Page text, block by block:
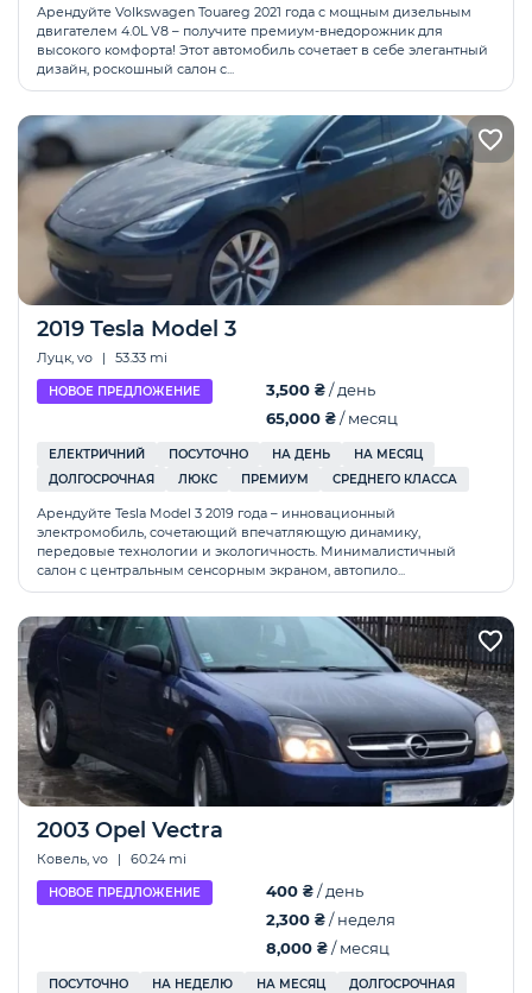
Арендуйте Volkswagen Touareg 2021 года с мощным дизельным
двигателем 4.0L V8 – получите премиум-внедорожник для
высокого комфорта! Этот автомобиль сочетает в себе элегантный
дизайн, роскошный салон с...
2019 Tesla Model 3
Луцк, vo | 53.33 mi
НОВОЕ ПРЕДЛОЖЕНИЕ 3,500 ₴/ день
65,000 ₴/ месяц
ЕЛЕКТРИЧНИЙ ПОСУТОЧНО НА ДЕНЬ
НА МЕСЯЦ
ДОЛГОСРОЧНАЯ
ЛЮКС ПРЕМИУМ СРЕДНЕГО КЛАССА
Арендуйте Tesla Model 3 2019 года – инновационный
электромобиль, сочетающий впечатляющую динамику,
передовые технологии и экологичность. Минималистичный
салон с центральным сенсорным экраном, автопило...
2003 Opel Vectra
Ковель, vo | 60.24 mi
НОВОЕ ПРЕДЛОЖЕНИЕ 400 ₴/ день
2,300 ₴/ неделя
8,000 ₴/ месяц
ПОСУТОЧНО НА НЕДЕЛЮ НА МЕСЯЦ ДОЛГОСРОЧНАЯ